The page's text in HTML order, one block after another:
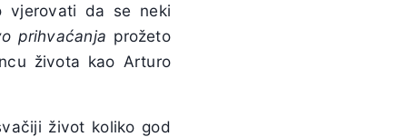
vjerovati da se neki
prihvaćanja prožeto
života kao Arturo
život koliko god